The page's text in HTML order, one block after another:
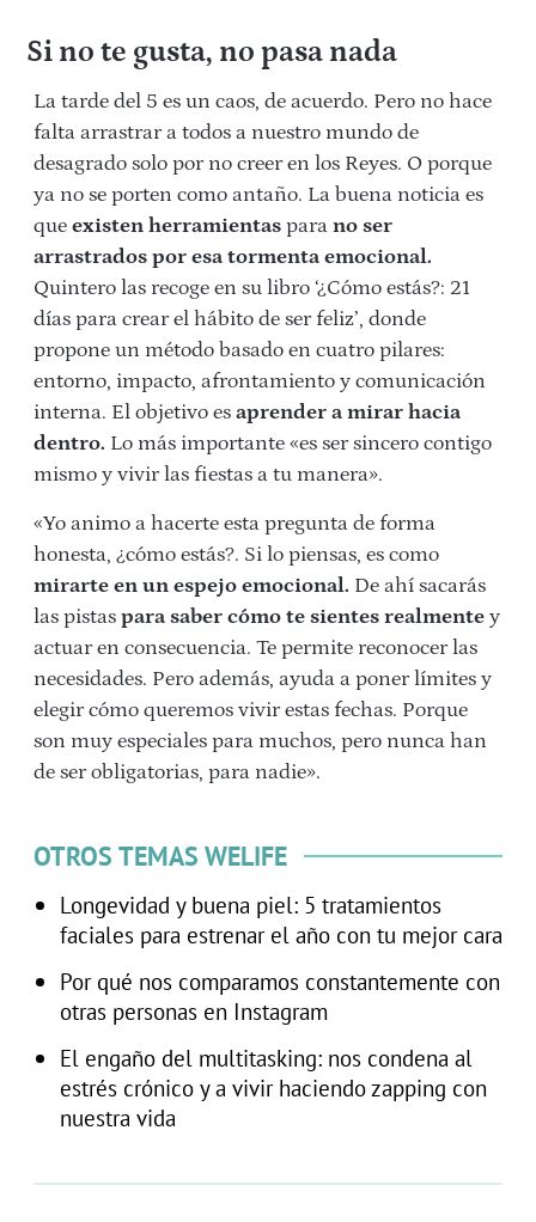
Si no te gusta, no pasa nada
La tarde del 5 es un caos, de acuerdo. Pero no hace
falta arrastrar a todos a nuestro mundo de
desagrado solo por no creer en los Reyes. O porque
ya no se porten como antaño. La buena noticia es
que existen herramientas para no ser
arrastrados por esa tormenta emocional.
Quintero las recoge en su libro ‘¿Cómo estás?: 21
días para crear el hábito de ser feliz’, donde
propone un método basado en cuatro pilares:
entorno, impacto, afrontamiento y comunicación
interna. El objetivo es aprender a mirar hacia
dentro. Lo más importante «es ser sincero contigo
mismo y vivir las fiestas a tu manera».
«Yo animo a hacerte esta pregunta de forma
honesta, ¿cómo estás?. Si lo piensas, es como
mirarte en un espejo emocional. De ahí sacarás
las pistas para saber cómo te sientes realmente y
actuar en consecuencia. Te permite reconocer las
necesidades. Pero además, ayuda a poner límites y
elegir cómo queremos vivir estas fechas. Porque
son muy especiales para muchos, pero nunca han
de ser obligatorias, para nadie».
OTROS TEMAS WELIFE
Longevidad y buena piel: 5 tratamientos
faciales para estrenar el año con tu mejor cara
Por qué nos comparamos constantemente con
otras personas en Instagram
El engaño del multitasking: nos condena al
estrés crónico y a vivir haciendo zapping con
nuestra vida